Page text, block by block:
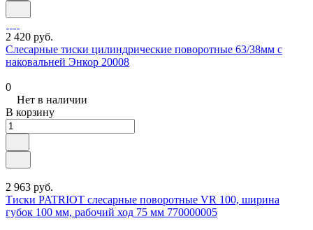
2 420 руб.
Слесарные тиски цилиндрические поворотные 63/38мм с
наковальней Энкор 20008
0
Нет в наличии
В корзину
2 963 руб.
Тиски PATRIOT слесарные поворотные VR 100, ширина
губок 100 мм, рабочий ход 75 мм 770000005